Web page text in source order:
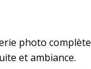
photo complète
et ambiance.